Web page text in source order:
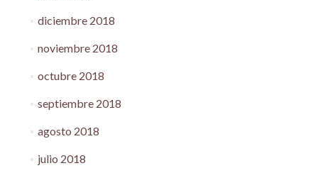
diciembre 2018
noviembre 2018
octubre 2018
septiembre 2018
agosto 2018
julio 2018